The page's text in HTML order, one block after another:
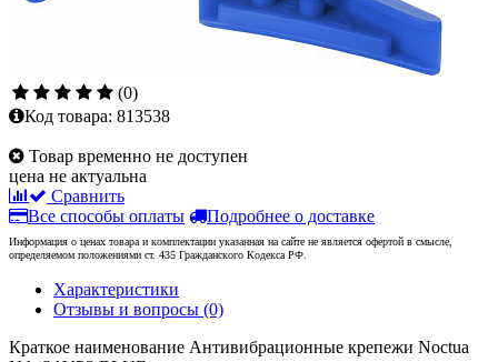
(0)
Код товара: 813538
Товар временно не доступен
цена не актуальна
Сравнить
Все способы оплаты
Подробнее о доставке
Информация о ценах товара и комплектации указанная на сайте не является офертой в смысле,
определяемом положениями ст. 435 Гражданского Кодекса РФ.
Характеристики
Отзывы и вопросы (0)
Краткое наименование Антивибрационные крепежи Noctua